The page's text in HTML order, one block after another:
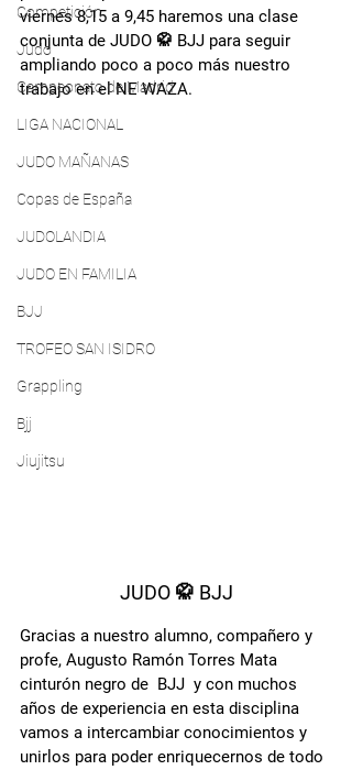
Competición
Judo
Campeonato de Madrid
LIGA NACIONAL
JUDO MAÑANAS
Copas de España
JUDOLANDIA
JUDO EN FAMILIA
BJJ
TROFEO SAN ISIDRO
Grappling
Bjj
Jiujitsu
viernes 8,15 a 9,45 haremos una clase
conjunta de JUDO 🥋 BJJ para seguir
ampliando poco a poco más nuestro
trabajo en el NE WAZA.
JUDO 🥋 BJJ
Gracias a nuestro alumno, compañero y
profe, Augusto Ramón Torres Mata
cinturón negro de  BJJ  y con muchos
años de experiencia en esta disciplina
vamos a intercambiar conocimientos y
unirlos para poder enriquecernos de todo